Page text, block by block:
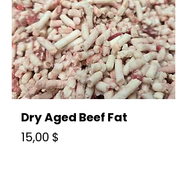
Dry Aged Beef Fat
Prix
15,00 $